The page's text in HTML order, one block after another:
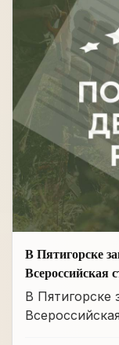
В Пятигорске
Всероссийская
В Пятигорске